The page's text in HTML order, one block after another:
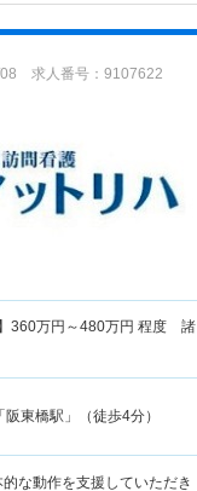
求人番号：9107622
360万円～480万円 程度 諸
東橋駅」（徒歩4分）
な動作を支援していただき